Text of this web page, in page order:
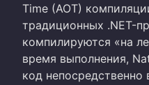
Time (AOT)
традиционных .NET-
компилируются «на
время выполнения,
код